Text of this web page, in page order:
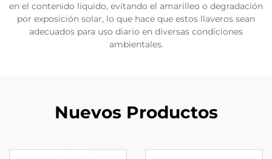
en el contenido líquido, evitando el amarilleo o degradación
por exposición solar, lo que hace que estos llaveros sean
adecuados para uso diario en diversas condiciones
ambientales.
Nuevos Productos